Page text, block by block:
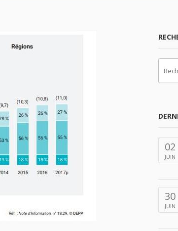
02
JUIN
30
JUIN